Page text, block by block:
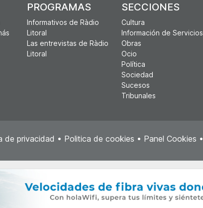
PROGRAMAS
Informativos de Ràdio
Litoral
Las entrevistas de Ràdio
Litoral
SECCIONES
Cultura
Información de Servicios
Obras
Ocio
Política
Sociedad
Sucesos
Tribunales
de privacidad • Politica de cookies • Panel Cookies •